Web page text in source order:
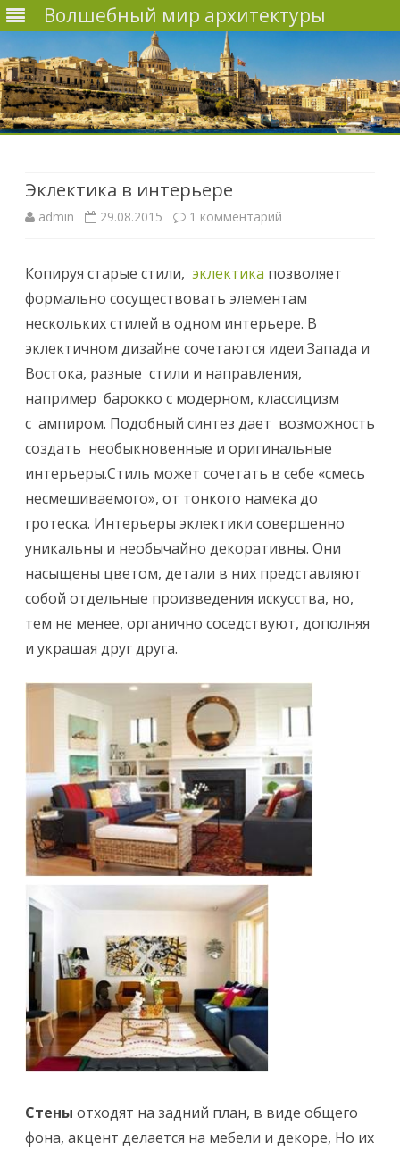
Волшебный мир архитектуры
Эклектика в интерьере
admin 29.08.2015 1 комментарий
а
и
с
и
к
л
е
т
и
а
н
т
р
Копируя старые стили, эклектика позволяет
формально сосуществовать элементам
нескольких стилей в одном интерьере. В
эклектичном дизайне сочетаются идеи Запада и
Востока, разные стили и направления,
например барокко с модерном, классицизм
с ампиром. Подобный синтез дает возможность
создать необыкновенные и оригинальные
интерьеры.Cтиль может сочетать в себе «смесь
несмешиваемого», от тонкого намека до
гротеска. Интерьеры эклектики совершенно
уникальны и необычайно декоративны. Они
насыщены цветом, детали в них представляют
собой отдельные произведения искусства, но,
тем не менее, органично соседствуют, дополняя
и украшая друг друга.
Cтены отходят на задний план, в виде общего
фона, акцент делается на мебели и декоре, Но их